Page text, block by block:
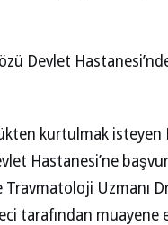
Devlet
kurtulmak isteyen
Hastanesi’ne
Travmatoloji Uzmanı
tarafından muayene